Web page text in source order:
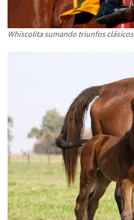
Whiscolita sumando triunfos clásicos